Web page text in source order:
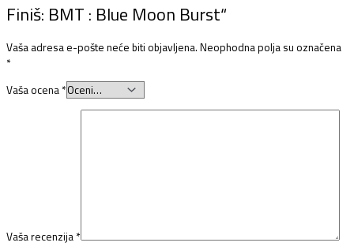
Finiš: BMT : Blue Moon Burst“
Vaša adresa e-pošte neće biti objavljena. Neophodna polja su označena
*
Vaša ocena *
Vaša recenzija *